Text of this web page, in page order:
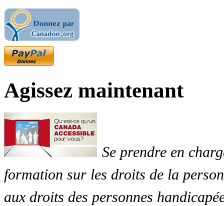
Agissez maintenant
Se prendre en
formation sur les droits de la
aux droits des personnes